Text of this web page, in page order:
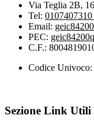
Via Teglia 2B,
Tel:
Email:
PEC:
C.F.:
Codice
Sezione Link Utili